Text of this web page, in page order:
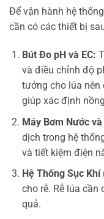
Để vận hành hệ
cần có các thiết bị
Bút Đo pH và EC:
và điều chỉnh độ
tưởng cho lúa nên
giúp xác định
Máy Bơm Nước và
dịch trong hệ
và tiết kiệm điện
Hệ Thống Sục
cho rễ. Rễ lúa cần
quả.